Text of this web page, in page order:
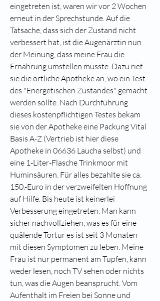
eingetreten ist, waren wir vor 2 Wochen
erneut in der Sprechstunde. Auf die
Tatsache, dass sich der Zustand nicht
verbessert hat, ist die Augenärztin nun
der Meinung, dass meine Frau die
Ernährung umstellen müsste. Dazu rief
sie die örtliche Apotheke an, wo ein Test
des "Energetischen Zustandes" gemacht
werden sollte. Nach Durchführung
dieses kostenpflichtigen Testes bekam
sie von der Apotheke eine Packung Vital
Basis A-Z (Vertrieb ist hier diese
Apotheke in 06636 Laucha selbst) und
eine 1-Liter-Flasche Trinkmoor mit
Huminsäuren. Für alles bezahlte sie ca.
150.-Euro in der verzweifelten Hoffnung
auf Hilfe. Bis heute ist keinerlei
Verbesserung eingetreten. Man kann
sicher nachvollziehen, was es für eine
quälende Tortur es ist seit 3 Monaten
mit diesen Symptomen zu leben. Meine
Frau ist nur permanent am Tupfen, kann
weder lesen, noch TV sehen oder nichts
tun, was die Augen beansprucht. Vom
Aufenthalt im Freien bei Sonne und